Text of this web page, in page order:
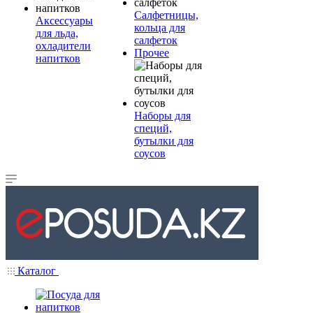
Аксессуары
для льда,
охладители
напитков
Салфетницы,
кольца для
салфеток
Прочее
Наборы для
специй,
бутылки для
соусов
Каталог